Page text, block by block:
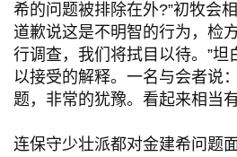
希的问题被排除在外?”初牧会
道歉说这是不明智的行为，检
行调查，我们将拭目以待。”坦
以接受的解释。一名与会者说
题，非常的犹豫。看起来相当
连保守少壮派都对金建希问题